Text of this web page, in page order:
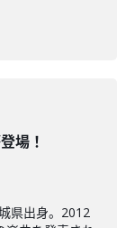
場！
県出⾝。2012